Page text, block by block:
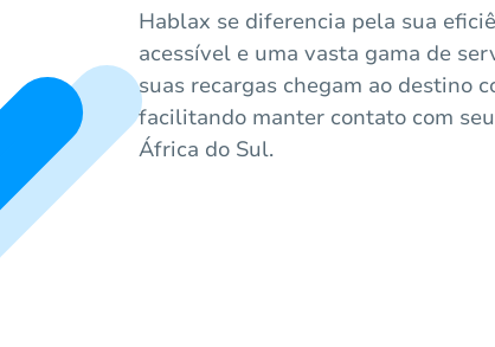
Hablax se diferencia pela sua
acessível e uma vasta gama de
suas recargas chegam ao destino
facilitando manter contato com
África do Sul.